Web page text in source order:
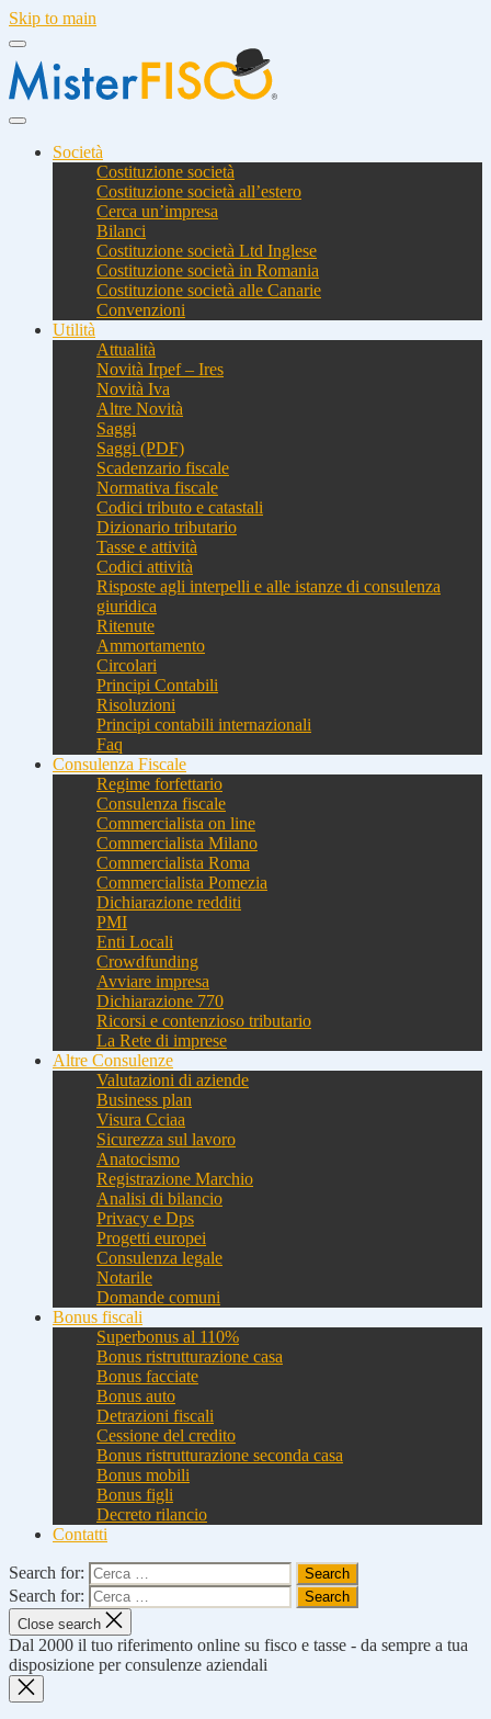
Skip to main
Società
Costituzione società
Costituzione società all’estero
Cerca un’impresa
Bilanci
Costituzione società Ltd Inglese
Costituzione società in Romania
Costituzione società alle Canarie
Convenzioni
Utilità
Attualità
Novità Irpef – Ires
Novità Iva
Altre Novità
Saggi
Saggi (PDF)
Scadenzario fiscale
Normativa fiscale
Codici tributo e catastali
Dizionario tributario
Tasse e attività
Codici attività
Risposte agli interpelli e alle istanze di consulenza
giuridica
Ritenute
Ammortamento
Circolari
Principi Contabili
Risoluzioni
Principi contabili internazionali
Faq
Consulenza Fiscale
Regime forfettario
Consulenza fiscale
Commercialista on line
Commercialista Milano
Commercialista Roma
Commercialista Pomezia
Dichiarazione redditi
PMI
Enti Locali
Crowdfunding
Avviare impresa
Dichiarazione 770
Ricorsi e contenzioso tributario
La Rete di imprese
Altre Consulenze
Valutazioni di aziende
Business plan
Visura Cciaa
Sicurezza sul lavoro
Anatocismo
Registrazione Marchio
Analisi di bilancio
Privacy e Dps
Progetti europei
Consulenza legale
Notarile
Domande comuni
Bonus fiscali
Superbonus al 110%
Bonus ristrutturazione casa
Bonus facciate
Bonus auto
Detrazioni fiscali
Cessione del credito
Bonus ristrutturazione seconda casa
Bonus mobili
Bonus figli
Decreto rilancio
Contatti
Search for:
Search for:
Close search
Dal 2000 il tuo riferimento online su fisco e tasse - da sempre a tua
disposizione per consulenze aziendali